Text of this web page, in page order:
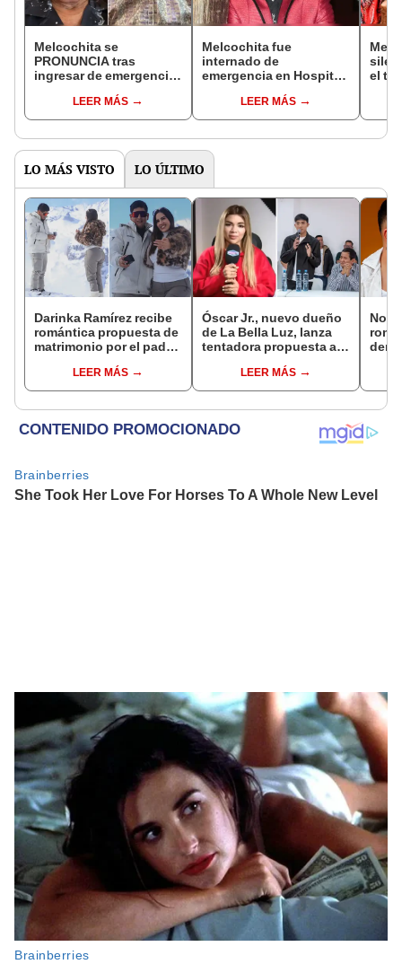
Melcochita se
PRONUNCIA tras
ingresar de emergencia
REVELA duro momento:
"Casi no la cuento"
LEER MÁS
Melcochita fue
internado de
emergencia en Hospital
complicación en su
salud
LEER MÁS
el
LO MÁS VISTO LO ÚLTIMO
Darinka Ramírez recibe
romántica propuesta de
matrimonio por el padre
nervios, lágrimas y
muchísima felicidad"
LEER MÁS
Óscar Jr., nuevo dueño
de La Bella Luz, lanza
tentadora propuesta a
denuncia por
tocamientos: “Va a
LEER MÁS